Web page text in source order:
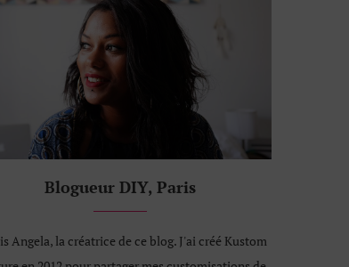
Blogueur DIY, Paris
Angela, la créatrice de ce blog. J'ai créé Kustom